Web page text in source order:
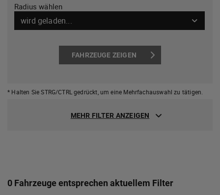
Radius wählen
wird geladen...
FAHRZEUGE ZEIGEN
* Halten Sie STRG/CTRL gedrückt, um eine Mehrfachauswahl zu tätigen.
MEHR FILTER ANZEIGEN
0 Fahrzeuge entsprechen aktuellem Filter